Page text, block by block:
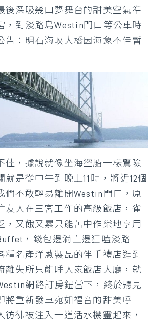
後深吸幾口夢舞台的甜美空氣準
，到淡路島Westin門口等公車時
告：明石海峽大橋因海象不佳暫
佳，據說就像坐海盜船一樣驚險
就是從中午到晚上11時，將近12個
們不敢輕易離開Westin門口，原
友人在三宮工作的高級飯店，雀
，又餓又累只能苦中作樂地享用
，錢包邊淌血邊狂嗑淡路
種名產洋蔥製品的伴手禮店逛到
離失所只能睡人家飯店大廳，就
網路訂房鈕當下，終於聽見
將重新發車宛如福音的甜美呼
彷彿被注入一道活水機靈起來，